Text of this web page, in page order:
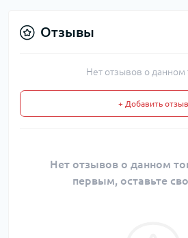
Отзывы
Нет отзывов о данном
+ Добавить отзыв
Нет отзывов о данном
первым, оставьте